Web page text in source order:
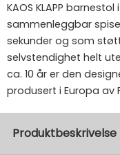
KAOS KLAPP
sammenleggbar
sekunder og som
selvstendighet helt
ca. 10 år er den
produsert i Europa av
Produktbeskrivelse